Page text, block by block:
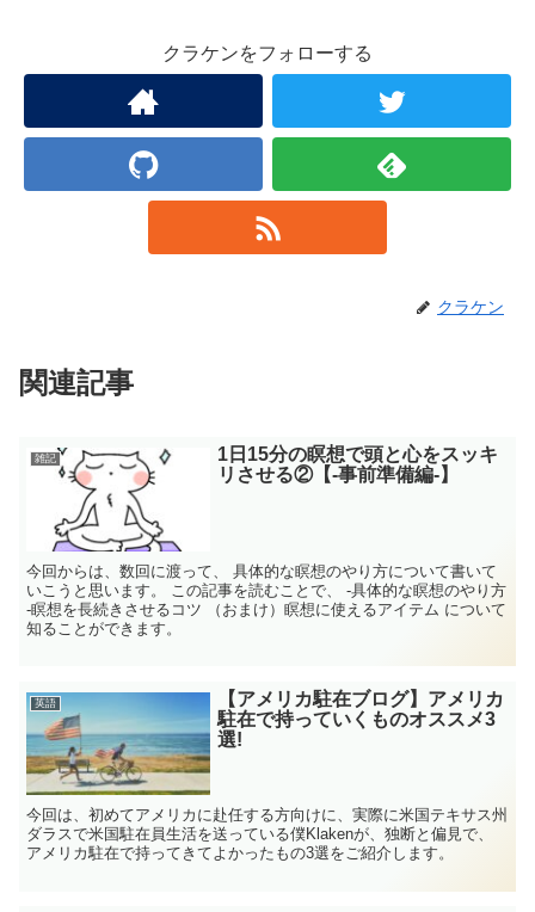
クラケンをフォローする
クラケン
関連記事
雑記
1日15分の瞑想で頭と心をスッキ
リさせる②【-事前準備編-】
今回からは、数回に渡って、 具体的な瞑想のやり方について書いて
いこうと思います。 この記事を読むことで、 -具体的な瞑想のやり方
-瞑想を長続きさせるコツ （おまけ）瞑想に使えるアイテム について
知ることができます。
英語
【アメリカ駐在ブログ】アメリカ
駐在で持っていくものオススメ3
選!
今回は、初めてアメリカに赴任する方向けに、実際に米国テキサス州
ダラスで米国駐在員生活を送っている僕Klakenが、独断と偏見で、
アメリカ駐在で持ってきてよかったもの3選をご紹介します。